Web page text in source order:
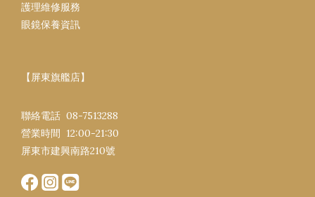
護理維修服務
眼鏡保養資訊
【屏東旗艦店】
聯絡電話 08-7513288
營業時間 12:00-21:30​
屏東市建興南路​210號